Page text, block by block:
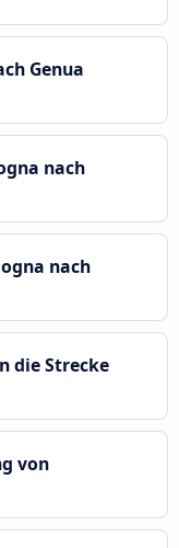
Genua
nach
nach
die Strecke
von